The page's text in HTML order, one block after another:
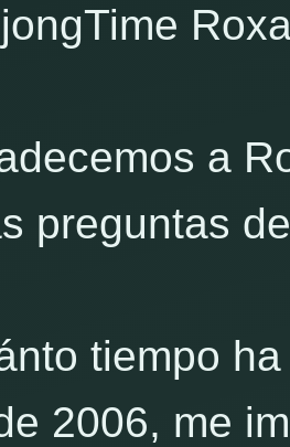
a
preguntas
tiempo
2006, me